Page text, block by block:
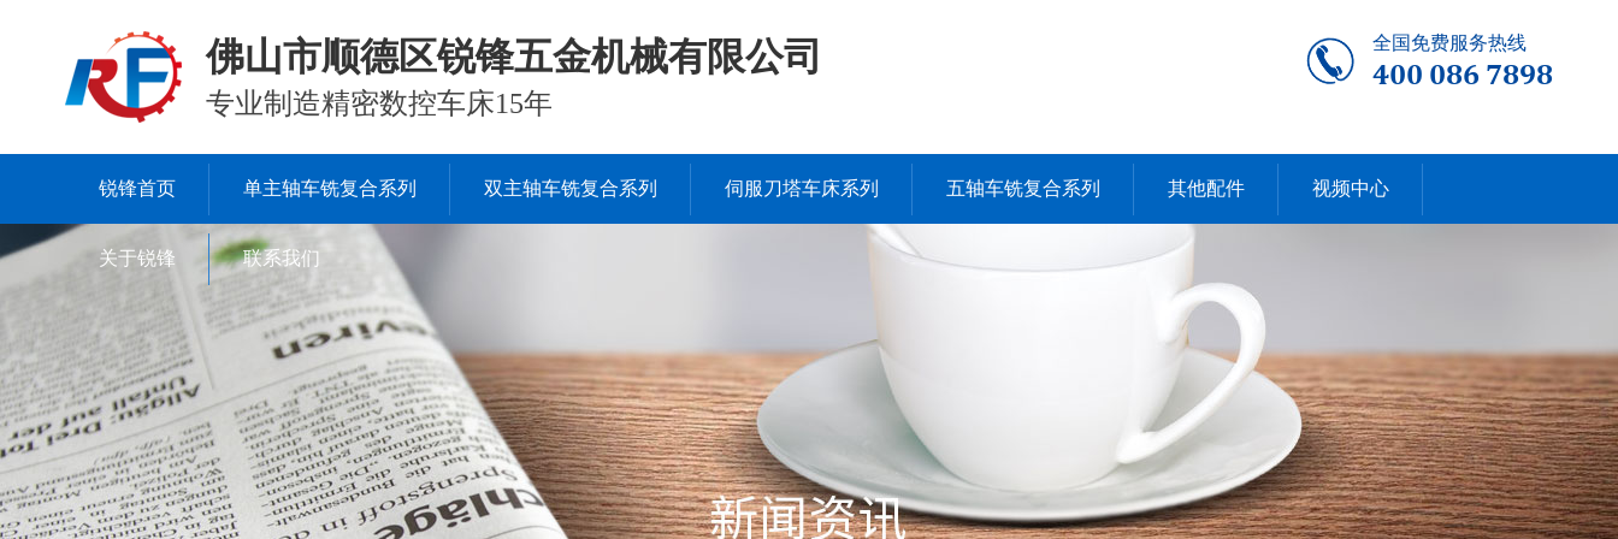
佛山市顺德区锐锋五金机械有限公司
专业制造精密数控车床15年
全国免费服务热线
400 086 7898
锐锋首页 单主轴车铣复合系列 双主轴车铣复合系列 伺服刀塔车床系列 五轴车铣复合系列 其他配件 视频中心
关于锐锋 联系我们